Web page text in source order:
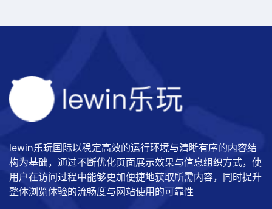
lewin乐玩国际以稳定高效的运行环境与清晰有序的内容结
构为基础，通过不断优化页面展示效果与信息组织方式，使
用户在访问过程中能够更加便捷地获取所需内容，同时提升
整体浏览体验的流畅度与网站使用的可靠性